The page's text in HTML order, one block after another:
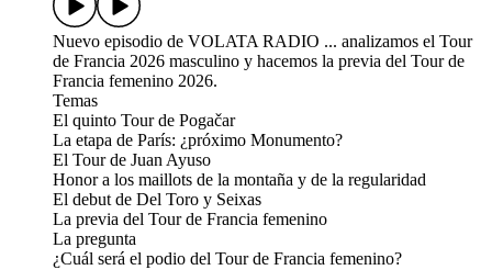
Nuevo episodio de VOLATA RADIO ... analizamos el Tour
de Francia 2026 masculino y hacemos la previa del Tour de
Francia femenino 2026.
Temas
El quinto Tour de Pogačar
La etapa de París: ¿próximo Monumento?
El Tour de Juan Ayuso
Honor a los maillots de la montaña y de la regularidad
El debut de Del Toro y Seixas
La previa del Tour de Francia femenino
La pregunta
¿Cuál será el podio del Tour de Francia femenino?